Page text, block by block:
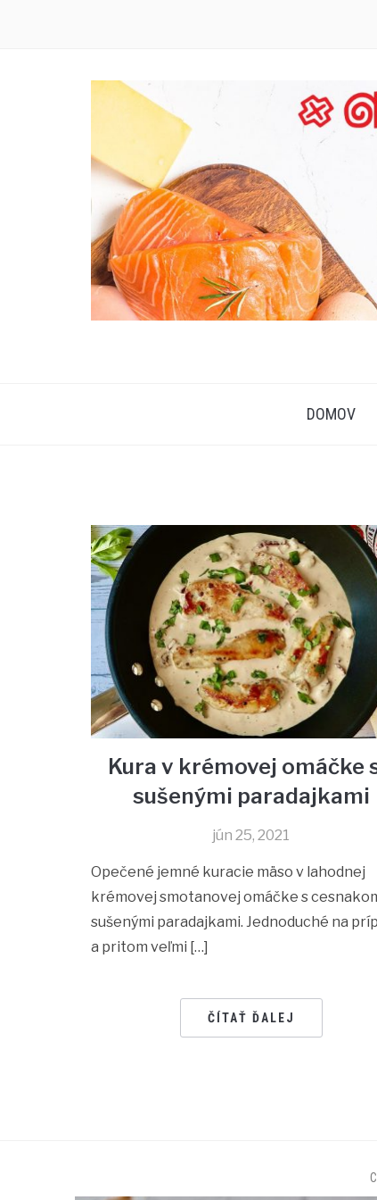
DOMOV
Kura v krémovej omáčke
sušenými paradajkami
jún 25, 2021
Opečené jemné kuracie mäso v lahodnej
krémovej smotanovej omáčke s
sušenými paradajkami. Jednoduché na
a pritom veľmi […]
ČÍTAŤ ĎALEJ